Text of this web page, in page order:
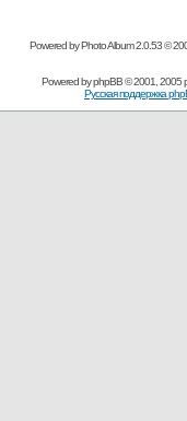
Powered by Photo Album 2.0.53 ©
Powered byphpBB© 2001, 2005
Русская поддержка